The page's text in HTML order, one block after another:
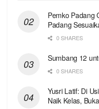
Pemko Padang
Padang
0 SHARES
Sumbang 12
0 SHARES
Yusri Latif: Di
Naik Kelas,